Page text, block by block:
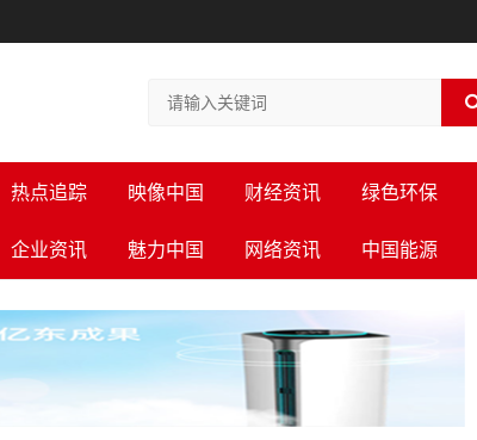
热点追踪 映像中国 财经资讯 绿色环保
企业资讯 魅力中国 网络资讯 中国能源